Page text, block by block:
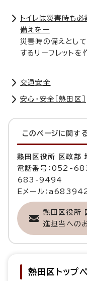
トイレは災害時も
備えをー
災害時の備えとし
するリーフレットを
交通安全
安心・安全［熱田区］
このページに関す
熱田区役所 区政部
電話番号：052-
683-9494
Eメール：
熱田区役所
進担当への
熱田区トップ